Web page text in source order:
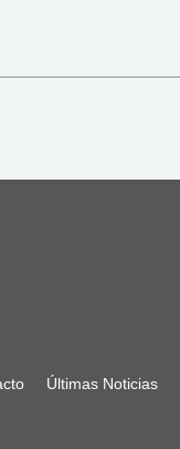
Últimas Noticias